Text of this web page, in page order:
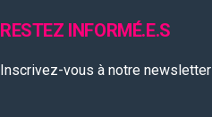
RESTEZ INFORMÉ.E.S
Inscrivez-vous à notre newsletter